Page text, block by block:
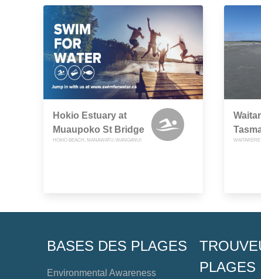
Hokio Estuary at
Muaupoko St Bridge
HOKIO BEACH, MANAWATU-WANGANUI
BASES DES PLAGES
Environmental Awareness
PLAGES